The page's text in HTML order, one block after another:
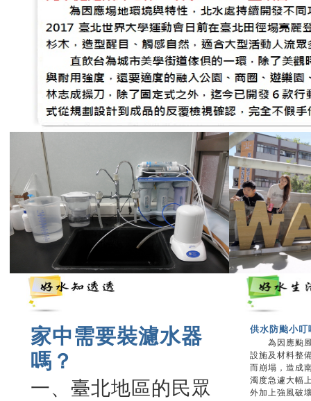
家中需要裝濾水器
嗎？
一、臺北地區的民眾
供水防颱小叮
為因應颱風
設施及材料整
而崩塌，造成
濁度急遽大幅
外加上強風破